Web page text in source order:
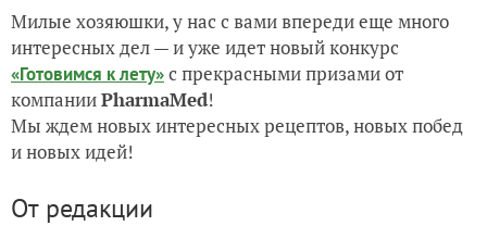
Милые хозяюшки, у нас с вами впереди еще много
интересных дел — и уже идет новый конкурс
«Готовимся к лету»с прекрасными призами от
компанииPharmaMed!
Мы ждем новых интересных рецептов, новых побед
и новых идей!
От редакции